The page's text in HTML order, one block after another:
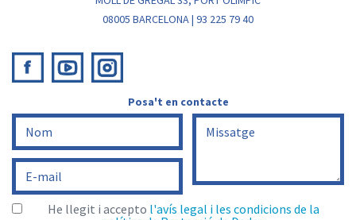
08005 BARCELONA | 93 225 79 40
Posa't en contacte
He llegit i accepto l'avís legal i les condicions de la